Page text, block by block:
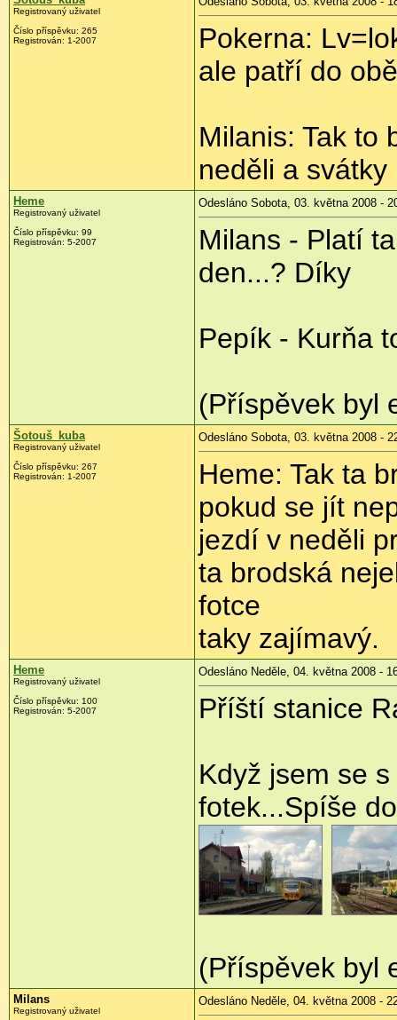
Registrovaný uživatel
Číslo příspěvku: 265
Registrován: 1-2007
Pokerna:
ale patří do
Milanis: Tak to
neděli a
Heme
Registrovaný uživatel
Číslo příspěvku: 99
Registrován: 5-2007
Odesláno Sobota, 03. května 2008 -
Milans - Platí
den...? Díky
Pepík - Kurňa
(Příspěvek byl
Šotouš_kuba
Registrovaný uživatel
Číslo příspěvku: 267
Registrován: 1-2007
Odesláno Sobota, 03. května 2008 -
Heme: Tak ta
pokud se jít
jezdí v neděli
ta brodská
fotce
taky zajímavý.
Heme
Registrovaný uživatel
Číslo příspěvku: 100
Registrován: 5-2007
Odesláno Neděle, 04. května 2008 -
Příští stanice
Když jsem se
fotek...Spíše
(Příspěvek byl
Milans
Registrovaný uživatel
Odesláno Neděle, 04. května 2008 -